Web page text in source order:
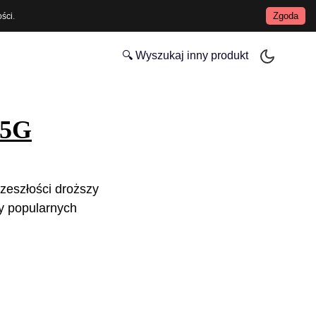
Zgoda
🔍 Wyszukaj inny produkt
droższy
popularnych